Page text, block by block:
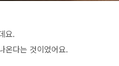
요.
온다는 것이었어요.